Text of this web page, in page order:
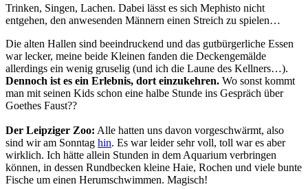
Trinken, Singen, Lachen. Dabei lässt es sich Mephisto nicht
entgehen, den anwesenden Männern einen Streich zu spielen…
Die alten Hallen sind beeindruckend und das gutbürgerliche Essen
war lecker, meine beide Kleinen fanden die Deckengemälde
allerdings ein wenig gruselig (und ich die Laune des Kellners…).
Dennoch ist es ein Erlebnis, dort einzukehren. Wo sonst kommt
man mit seinen Kids schon eine halbe Stunde ins Gespräch über
Goethes Faust??
Der Leipziger Zoo: Alle hatten uns davon vorgeschwärmt, also
sind wir am Sonntag hin. Es war leider sehr voll, toll war es aber
wirklich. Ich hätte allein Stunden in dem Aquarium verbringen
können, in dessen Rundbecken kleine Haie, Rochen und viele bunte
Fische um einen Herumschwimmen. Magisch!